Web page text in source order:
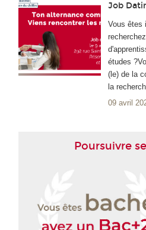
Job
Vous êtes
études
(le) de la
la
09 avril
Poursuivre